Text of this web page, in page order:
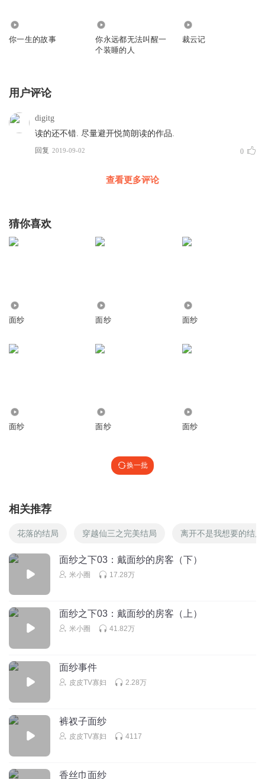
你一生的故事
你永远都无法叫醒一
个装睡的人
裁云记
用户评论
digitg
读的还不错. 尽量避开悦简朗读的作品.
回复 2019-09-02 0
查看更多评论
猜你喜欢
面纱 面纱 面纱
面纱 面纱 面纱
换一批
相关推荐
花落的结局 穿越仙三之完美结局 离开不是我想要的结局
面纱之下03：戴面纱的房客（下）
米小圈 17.28万
面纱之下03：戴面纱的房客（上）
米小圈 41.82万
面纱事件
皮皮TV寡妇 2.28万
裤衩子面纱
皮皮TV寡妇 4117
香丝巾面纱